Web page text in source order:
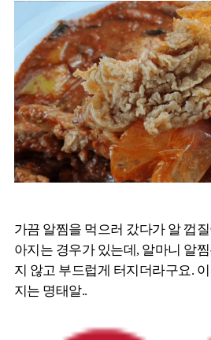
가끔 알찜을 먹으러 갔다가 알 껍
아지는 경우가 있는데, 알마니 알
지 않고 부드럽게 터지더라구요.
지는 명태알..